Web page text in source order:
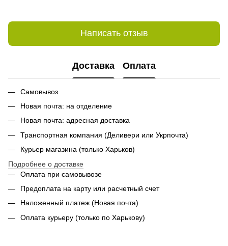
Написать отзыв
Доставка Оплата
Самовывоз
Новая почта: на отделение
Новая почта: адресная доставка
Транспортная компания (Деливери или Укрпочта)
Курьер магазина (только Харьков)
Подробнее о доставке
Оплата при самовывозе
Предоплата на карту или расчетный счет
Наложенный платеж (Новая почта)
Оплата курьеру (только по Харькову)